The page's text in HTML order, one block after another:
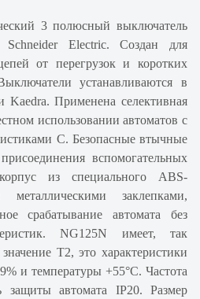
Schneider Electric. Создан для
от перегрузок и коротких
устанавливаются в
Kaedra. Применена селективная
использовании автоматов с
C. Безопасные втычные
вспомогательных
из специального ABS-
металлическими заклепками,
без
NG125N имеет, так
Т2, это характеристики
и температуры +55°С. Частота
автомата IP20. Размер